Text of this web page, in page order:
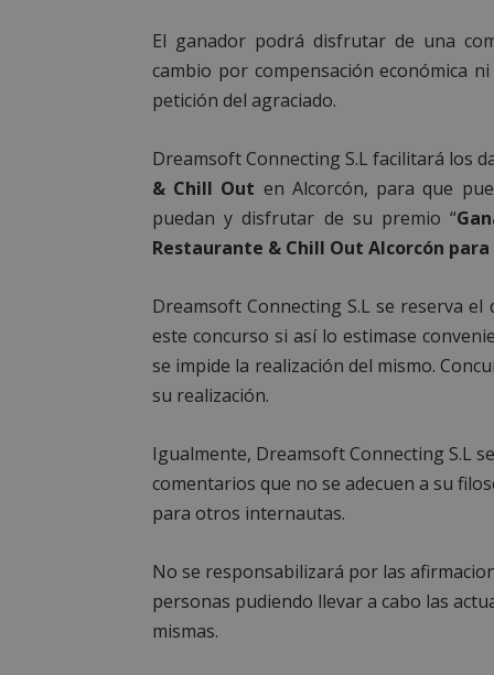
El ganador podrá disfrutar de una
cambio por compensación económica
petición del agraciado.
Dreamsoft Connecting S.L facilitará los
& Chill Out en Alcorcón, para que
puedan y disfrutar de su premio “
Restaurante & Chill Out Alcorcón para
Dreamsoft Connecting S.L se reserva
este concurso si así lo estimase
se impide la realización del mismo.
su realización.
Igualmente, Dreamsoft Connecting S.L
comentarios que no se adecuen a su
para otros internautas.
No se responsabilizará por las
personas pudiendo llevar a cabo las
mismas.
AWSALBCORS
sp_t